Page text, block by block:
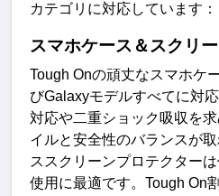
カテゴリに対応しています：
スマホケース＆スクリ
Tough Onの頑丈なスマホケ
びGalaxyモデルすべてに対
対応や二重ショック吸収を
イルと安全性のバランスが
ススクリーンプロテクター
使用に最適です。Tough On